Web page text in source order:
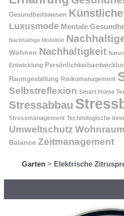
Gesundheitswesen
Luxusmode Mentale
Nachhaltige Mobilität
Wohnen Nachhaltigkeit
Entwicklung
Raumgestaltung Risikomanagement
Selbstreflexion Smart Home
Stressabbau
Stressmanagement Technologische
Umweltschutz
Balance Zeitmanagement
Garten > Elektrische